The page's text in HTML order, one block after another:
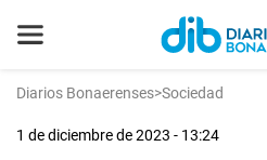
Diarios Bonaerenses>Sociedad
1 de diciembre de 2023 - 13:24